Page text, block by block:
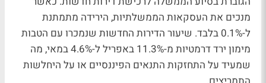
מנכים את העסקאות הממשלתיות, הירידה מתמתנת
ל-0.1% בלבד. שיעור הדירות החדשות שנמכרו עם הטבות
מימון ירד דרמטיות מ-11.3% באפריל ל-4.6% במאי, מה
שמעיד על התחזקות התנאים הפיננסיים או על היחלשות